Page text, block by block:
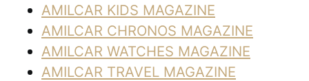
AMILCAR KIDS MAGAZINE
AMILCAR CHRONOS MAGAZINE
AMILCAR WATCHES MAGAZINE
AMILCAR TRAVEL MAGAZINE